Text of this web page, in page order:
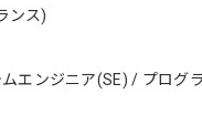
ンス)
エンジニア(SE) / プログ